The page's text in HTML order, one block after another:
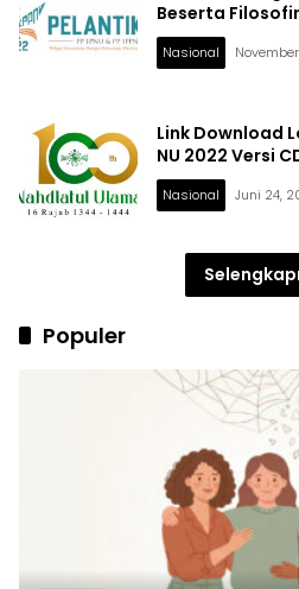
Beserta
Nasional
Link Download
NU 2022 Versi
Nasional Juni 24,
Populer